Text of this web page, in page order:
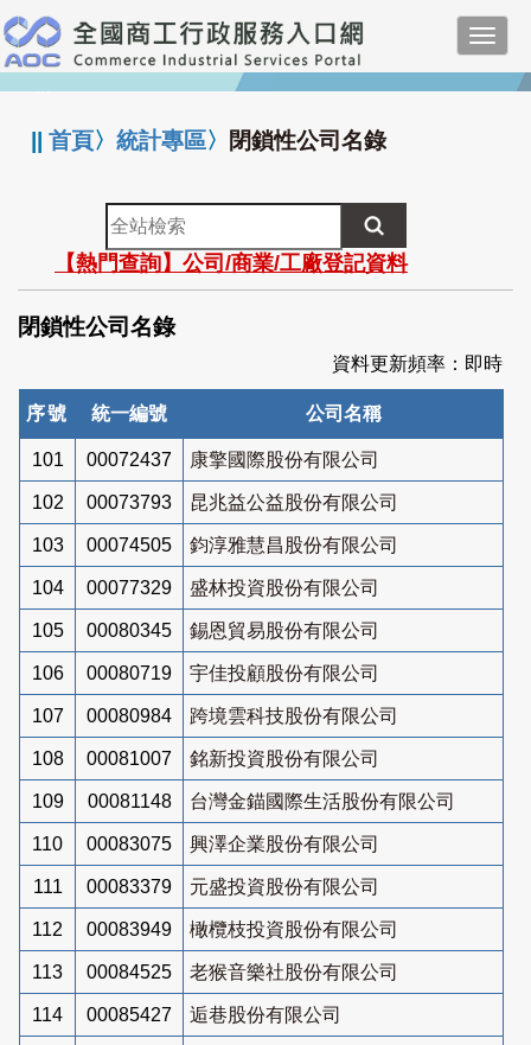
跳
到
主
要
:::
||首頁〉統計專區〉 閉鎖性公司名錄
全
站
檢
索
【熱門查詢】公司/商業/工廠登記資料
閉鎖性公司名錄
資料更新頻率：即時
序號 統一編號 公司名稱
101 00072437 康擎國際股份有限公司
102 00073793 昆兆益公益股份有限公司
103 00074505 鈞淳雅慧昌股份有限公司
104 00077329 盛林投資股份有限公司
105 00080345 錫恩貿易股份有限公司
106 00080719 宇佳投顧股份有限公司
107 00080984 跨境雲科技股份有限公司
108 00081007 銘新投資股份有限公司
109 00081148 台灣金錨國際生活股份有限公司
110 00083075 興澤企業股份有限公司
111 00083379 元盛投資股份有限公司
112 00083949 橄欖枝投資股份有限公司
113 00084525 老猴音樂社股份有限公司
114 00085427 逅巷股份有限公司